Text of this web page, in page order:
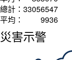
總計： 33056547
平均：
9936
災害示警